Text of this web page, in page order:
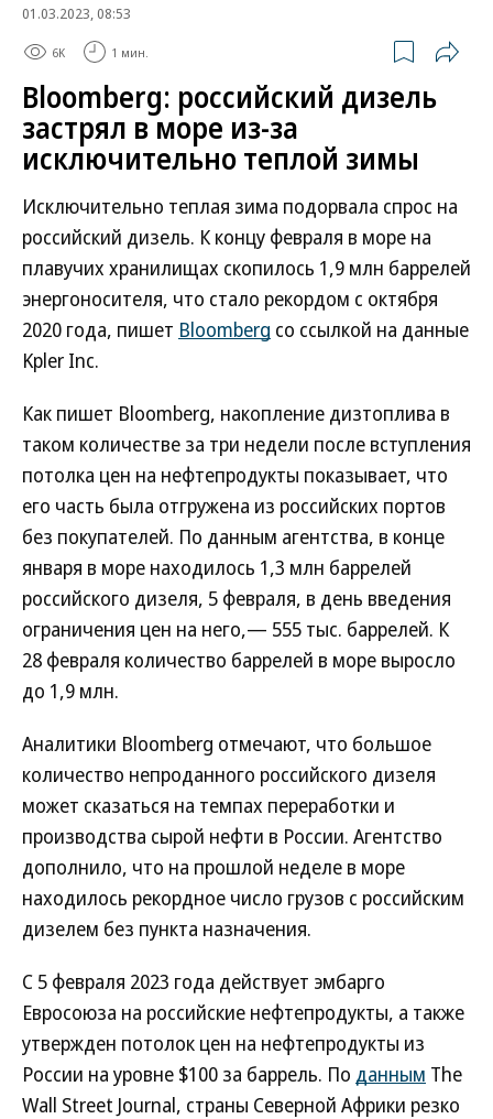
01.03.2023, 08:53
6K 1 мин.
Bloomberg: российский дизель
застрял в море из-за
исключительно теплой зимы
Исключительно теплая зима подорвала спрос на
российский дизель. К концу февраля в море на
плавучих хранилищах скопилось 1,9 млн баррелей
энергоносителя, что стало рекордом с октября
2020 года, пишет Bloomberg со ссылкой на данные
Kpler Inc.
Как пишет Bloomberg, накопление дизтоплива в
таком количестве за три недели после вступления
потолка цен на нефтепродукты показывает, что
его часть была отгружена из российских портов
без покупателей. По данным агентства, в конце
января в море находилось 1,3 млн баррелей
российского дизеля, 5 февраля, в день введения
ограничения цен на него,— 555 тыс. баррелей. К
28 февраля количество баррелей в море выросло
до 1,9 млн.
Аналитики Bloomberg отмечают, что большое
количество непроданного российского дизеля
может сказаться на темпах переработки и
производства сырой нефти в России. Агентство
дополнило, что на прошлой неделе в море
находилось рекордное число грузов с российским
дизелем без пункта назначения.
С 5 февраля 2023 года действует эмбарго
Евросоюза на российские нефтепродукты, а также
утвержден потолок цен на нефтепродукты из
России на уровне $100 за баррель. По данным The
Wall Street Journal, страны Северной Африки резко